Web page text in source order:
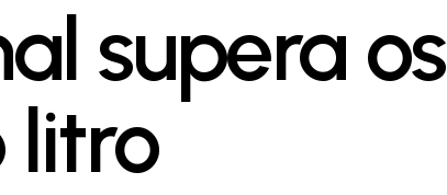
supera os
litro